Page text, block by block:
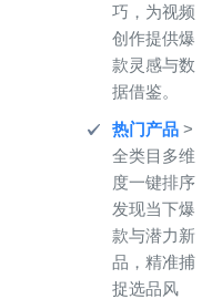
巧，为视频
创作提供爆
款灵感与数
据借鉴。
热门产品 >
全类目多维
度一键排序
发现当下爆
款与潜力新
品，精准捕
捉选品风